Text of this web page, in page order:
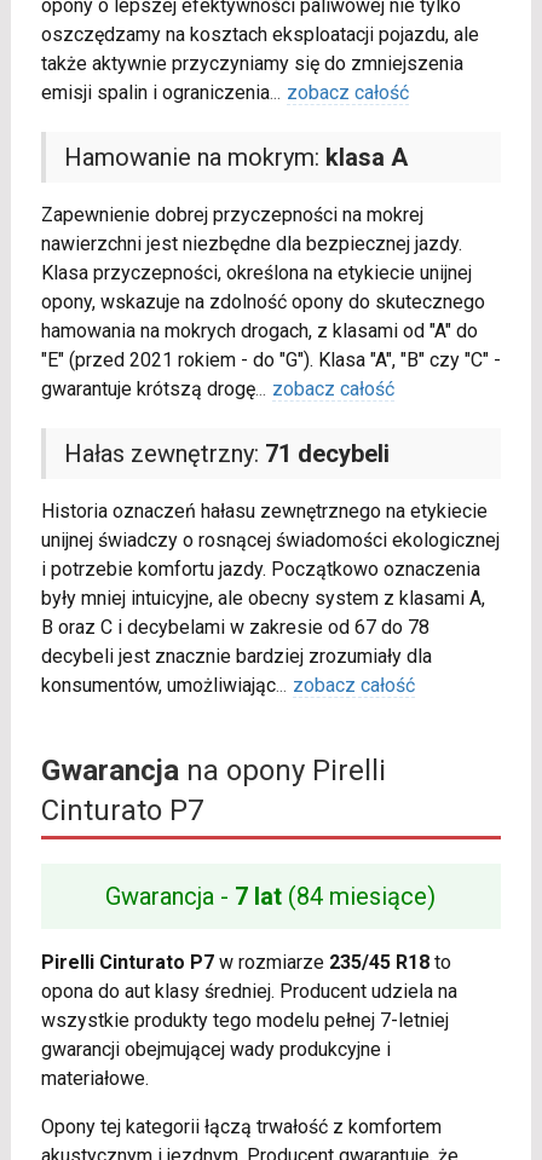
opony o lepszej efektywności paliwowej nie tylko
oszczędzamy na kosztach eksploatacji pojazdu, ale
także aktywnie przyczyniamy się do zmniejszenia
emisji spalin i ograniczenia... zobacz całość
Hamowanie na mokrym: klasa A
Zapewnienie dobrej przyczepności na mokrej
nawierzchni jest niezbędne dla bezpiecznej jazdy.
Klasa przyczepności, określona na etykiecie unijnej
opony, wskazuje na zdolność opony do skutecznego
hamowania na mokrych drogach, z klasami od "A" do
"E" (przed 2021 rokiem - do "G"). Klasa "A", "B" czy "C" -
gwarantuje krótszą drogę... zobacz całość
Hałas zewnętrzny: 71 decybeli
Historia oznaczeń hałasu zewnętrznego na etykiecie
unijnej świadczy o rosnącej świadomości ekologicznej
i potrzebie komfortu jazdy. Początkowo oznaczenia
były mniej intuicyjne, ale obecny system z klasami A,
B oraz C i decybelami w zakresie od 67 do 78
decybeli jest znacznie bardziej zrozumiały dla
konsumentów, umożliwiając... zobacz całość
Gwarancjana opony Pirelli
Cinturato P7
Gwarancja - 7 lat (84 miesiące)
Pirelli Cinturato P7w rozmiarze 235/45 R18to
opona do aut klasy średniej. Producent udziela na
wszystkie produkty tego modelu pełnej 7-letniej
gwarancji obejmującej wady produkcyjne i
materiałowe.
Opony tej kategorii łączą trwałość z komfortem